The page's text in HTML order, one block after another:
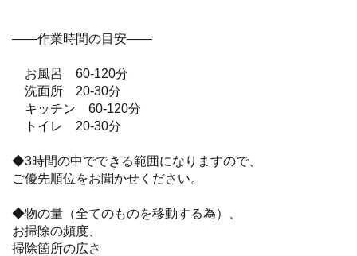
——作業時間の目安——
お風呂 60-120分
洗面所 20-30分
キッチン 60-120分
トイレ 20-30分
◆3時間の中でできる範囲になりますので、
ご優先順位をお聞かせください。
◆物の量（全てのものを移動する為）、
お掃除の頻度、
掃除箇所の広さ